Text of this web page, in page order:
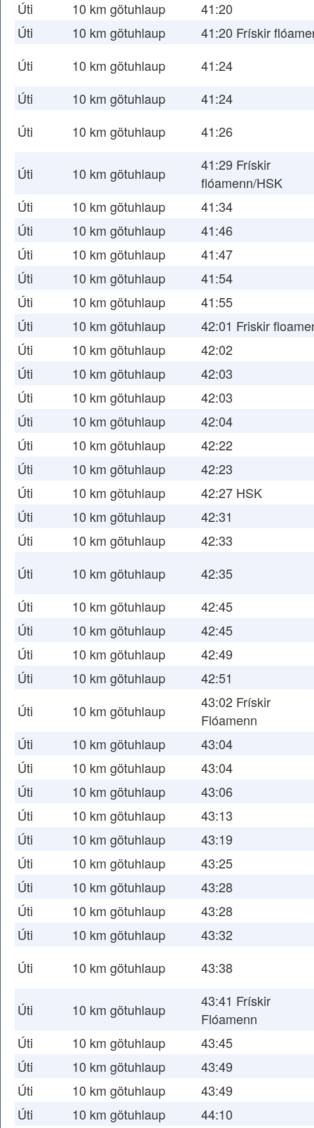
Úti 10 km götuhlaup
41:20
Úti
10 km götuhlaup
41:20 Frískir
Úti
10 km götuhlaup
41:24
Úti
10 km götuhlaup
41:24
Úti
10 km götuhlaup 41:26
Úti 10 km götuhlaup
41:29 Frískir
flóamenn/HSK
Úti
10 km götuhlaup
41:34
Úti
10 km götuhlaup
41:46
Úti
10 km götuhlaup
41:47
Úti
10 km götuhlaup
41:54
Úti
10 km götuhlaup
41:55
Úti
10 km götuhlaup
42:01 Friskir
Úti
10 km götuhlaup
42:02
Úti
10 km götuhlaup
42:03
Úti
10 km götuhlaup
42:03
Úti
10 km götuhlaup
42:04
Úti
10 km götuhlaup
42:22
Úti
10 km götuhlaup
42:23
Úti
10 km götuhlaup
42:27 HSK
Úti
10 km götuhlaup
42:31
Úti
10 km götuhlaup
42:33
Úti
10 km götuhlaup
42:35
Úti
10 km götuhlaup
42:45
Úti
10 km götuhlaup
42:45
Úti
10 km götuhlaup
42:49
Úti
10 km götuhlaup
42:51
Úti
10 km götuhlaup
43:02 Frískir
Flóamenn
Úti
10 km götuhlaup
43:04
Úti
10 km götuhlaup
43:04
Úti
10 km götuhlaup
43:06
Úti
10 km götuhlaup
43:13
Úti
10 km götuhlaup
43:19
Úti
10 km götuhlaup
43:25
Úti
10 km götuhlaup
43:28
Úti
10 km götuhlaup
43:28
Úti
10 km götuhlaup
43:32
Úti
10 km götuhlaup 43:38
Úti 10 km götuhlaup
43:41 Frískir
Flóamenn
Úti
10 km götuhlaup
43:45
Úti
10 km götuhlaup
43:49
Úti
10 km götuhlaup
43:49
Úti
10 km götuhlaup
44:10